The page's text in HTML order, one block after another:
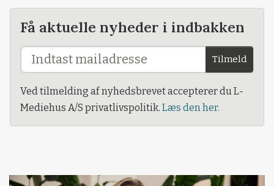
Få aktuelle nyheder i indbakken
Tilmeld
Ved tilmelding af nyhedsbrevet accepterer du L-
Mediehus A/S privatlivspolitik. Læs den her.